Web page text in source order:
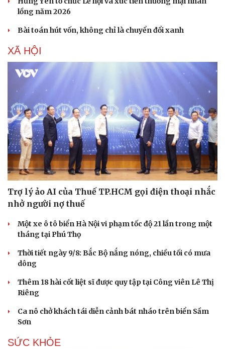
lồng năm 2026
Bài toán hút vốn, không chỉ là chuyển đổi xanh
XÃ HỘI
Trợ lý ảo AI của Thuế TP.HCM gọi điện thoại nhắc
nhở người nợ thuế
Một xe ô tô biển Hà Nội vi phạm tốc độ 21 lần trong một
tháng tại Phú Thọ
Thời tiết ngày 9/8: Bắc Bộ nắng nóng, chiều tối có mưa
dông
Thêm 18 hài cốt liệt sĩ được quy tập tại Công viên Lê Thị
Riêng
Ca nô chở khách tái diễn cảnh bát nháo trên biển Sầm
Sơn
SỨC KHỎE